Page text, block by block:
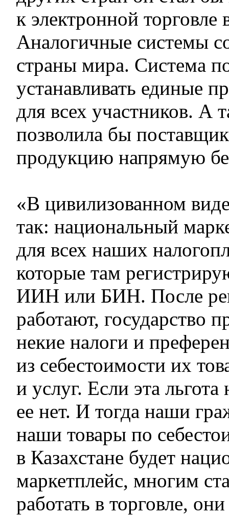
к электронной торговле
Аналогичные системы
страны мира. Система
устанавливать единые
для всех участников. А
позволила бы
продукцию напрямую
«В цивилизованном
так: национальный
для всех наших
которые там
ИИН или БИН. После
работают, государство
некие налоги и
из себестоимости их
и услуг. Если эта
ее нет. И тогда наши
наши товары по
в Казахстане будет
маркетплейс, многим
работать в торговле,